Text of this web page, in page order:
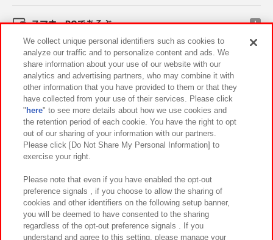
スマホ・PCであそぶ
イベント・キャンペーン
関連会社 サステナビリティ サイトポリシー
プライバシーポリシー ウェブアクセシビリティ方針と検証結果
お取引先さまとともに
カスタマーハラスメント対応方針 よくあるご質問・お問い合わせ
We collect unique personal identifiers such as cookies to
analyze our traffic and to personalize content and ads. We
share information about your use of our website with our
analytics and advertising partners, who may combine it with
other information that you have provided to them or that they
have collected from your use of their services. Please click
" here" to see more details about how we use cookies and
the retention period of each cookie. You have the right to opt
out of our sharing of your information with our partners.
Please click [Do Not Share My Personal Information] to
exercise your right.
Please note that even if you have enabled the opt-out
preference signals , if you choose to allow the sharing of
cookies and other identifiers on the following setup banner,
you will be deemed to have consented to the sharing
regardless of the opt-out preference signals . If you
understand and agree to this setting, please manage your